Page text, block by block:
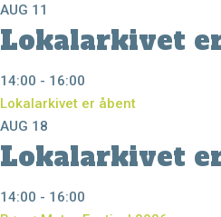
AUG 11
Lokalarkivet
14:00 - 16:00
Lokalarkivet er åbent
AUG 18
Lokalarkivet
14:00 - 16:00